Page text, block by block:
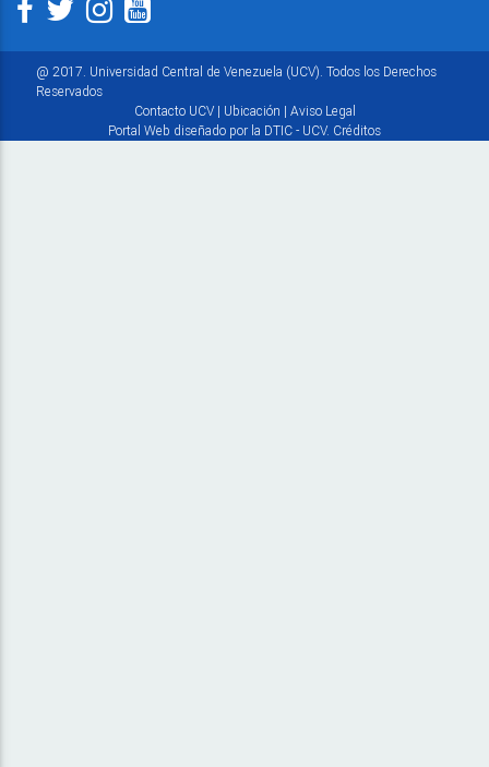
@ 2017. Universidad Central de Venezuela (UCV). Todos los Derechos
Reservados
Contacto UCV| Ubicación | Aviso Legal
Portal Web diseñado por la DTIC - UCV. Créditos